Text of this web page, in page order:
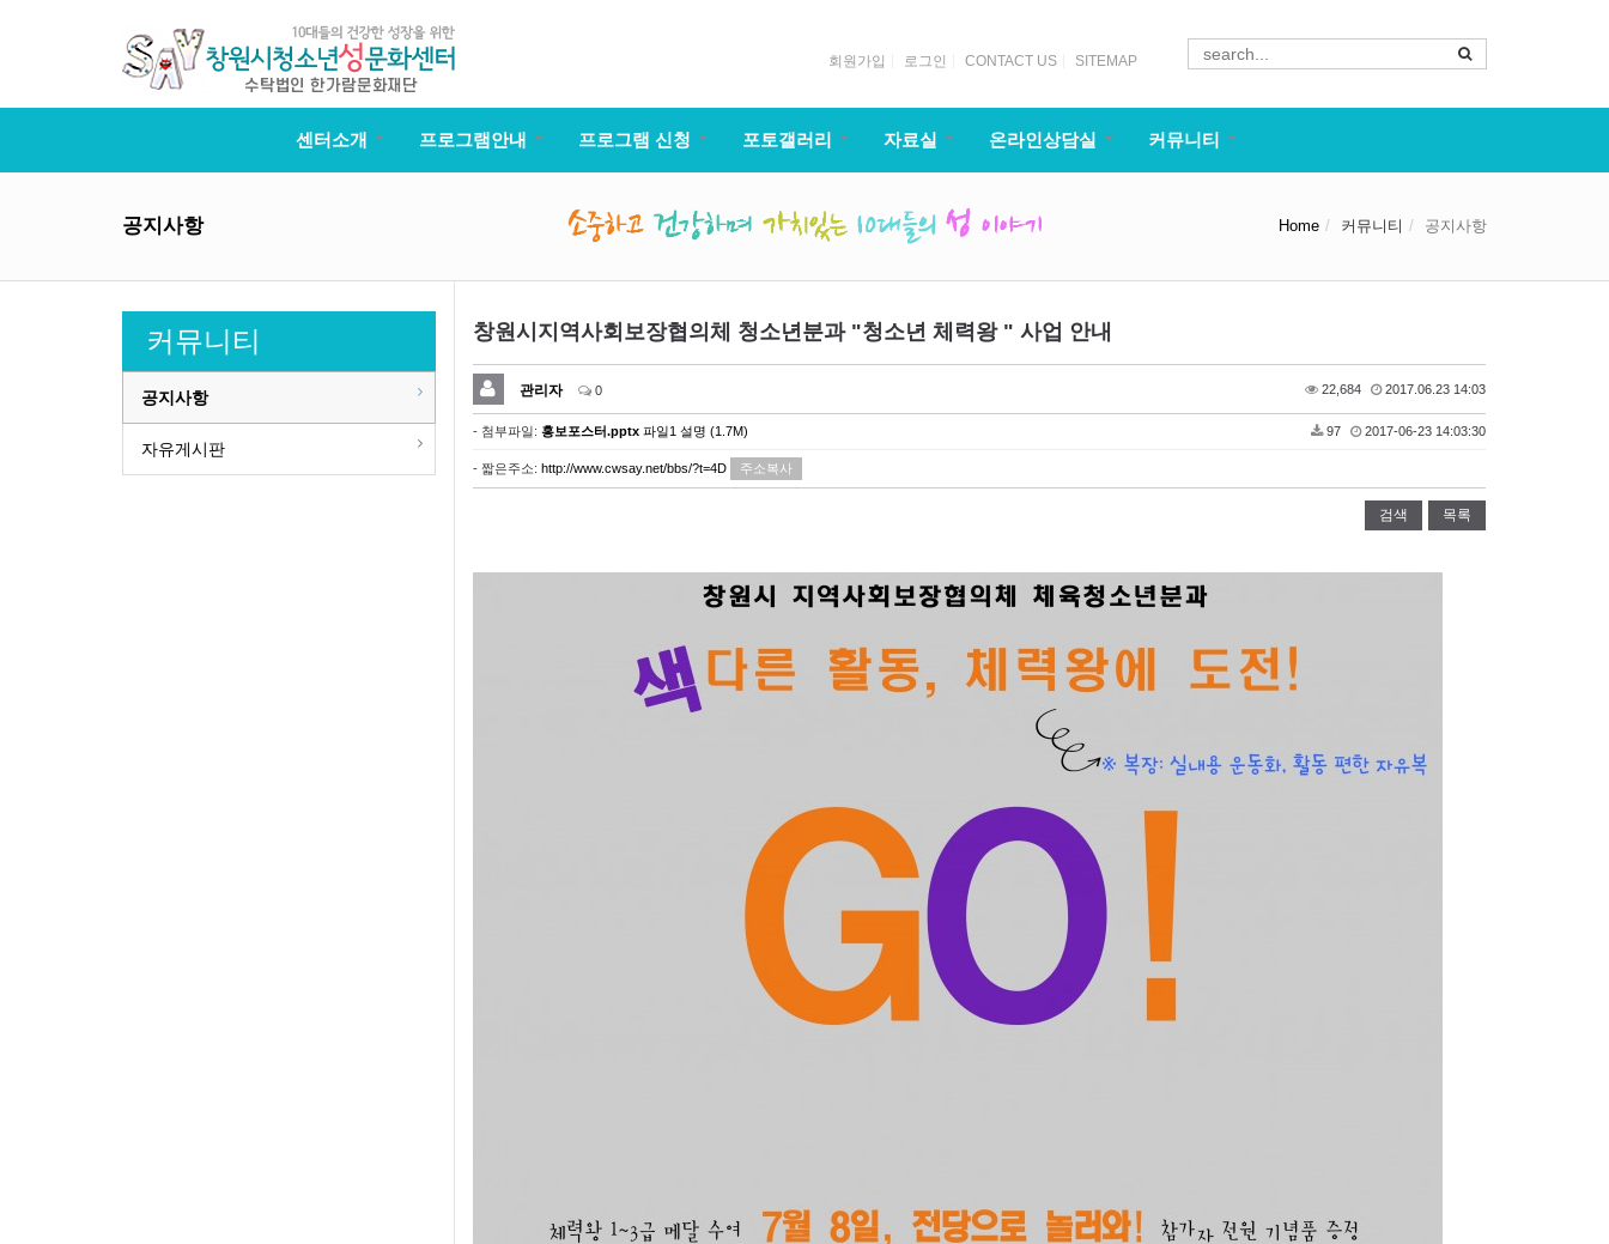
회원가입 로그인 CONTACT US SITEMAP
센터소개 프로그램안내 프로그램 신청 포토갤러리 자료실 온라인상담실 커뮤니티
공지사항 Home 커뮤니티 공지사항
커뮤니티
공지사항
자유게시판
창원시지역사회보장협의체 청소년분과 "청소년 체력왕 " 사업 안내
관리자 0 22,684 2017.06.23 14:03
- 첨부파일: 홍보포스터.pptx파일1 설명 (1.7M) 97 2017-06-23 14:03:30
- 짧은주소: http://www.cwsay.net/bbs/?t=4D 주소복사
검색 목록